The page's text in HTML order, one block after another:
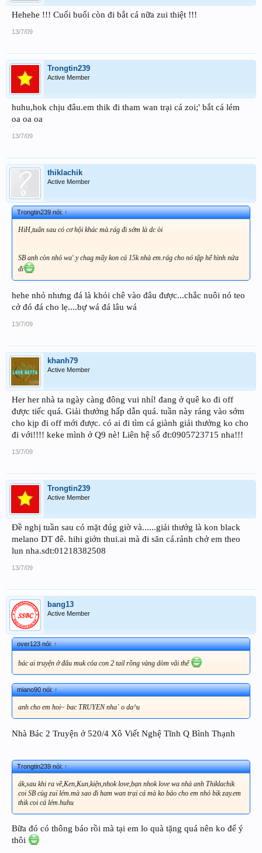
Hehehe !!! Cuối buổi còn đi bắt cá nữa zui thiệt !!!
13/7/09
Trongtin239
Active Member
huhu,hok chịu đâu.em thik đi tham wan trại cá zoi;' bắt cá lém
oa oa oa
13/7/09
thiklachik
Active Member
Trongtin239 nói:↑
HiH,tuấn sau có cơ hội khác mà.rág đi sớm là dc òi
SB anh còn nhỏ wa'.y chag mấy kon cá 15k nhà em.rág cho nó tập hể hình nửa
đi
hehe nhỏ nhưng đá là khỏi chê vào đâu được...chắc nuôi nó teo
cở đó đá cho lẹ....bự wá đá lâu wá
13/7/09
khanh79
Active Member
Her her nhà ta ngày càng đông vui nhỉ! đang ở quê ko đi off
được tiếc quá. Giải thưởng hấp dẫn quá. tuần này ráng vào sớm
cho kịp đi off mới được. có ai đi tìm cá giành giải thưởng ko cho
đi với!!!! keke mình ở Q9 nè! Liên hệ số đt:0905723715 nha!!!
13/7/09
Trongtin239
Active Member
Đề nghị tuần sau có mặt đúg giờ và......giải thưởg là kon black
melano DT đê. hihi giởn thui.ai mà đi săn cá.rảnh chở em theo
lun nha.sdt:01218382508
13/7/09
bang13
Active Member
over123 nói:↑
bác ai truyện ở đâu muk cóa con 2 tail rồng vàng dòm vãi thế
miano90 nói:↑
anh cho em hoi~ bac TRUYEN nha` o da^u
Nhà Bác 2 Truyện ở 520/4 Xô Viết Nghệ Tĩnh Q Bình Thạnh
Trongtin239 nói:↑
ák,sau khi ra về,Ken,Kun,kiện,nhok love,bạn nhok love wa nhà anh Thiklachik
coi SB củg zui lém.mà sao đi ham wan trại cá mà ko báo cho em nhỏ bik zay.em
thik coi cá lém.huhu
Bữa đó có thông báo rồi mà tại em lo quà tặng quá nên ko để ý
thôi